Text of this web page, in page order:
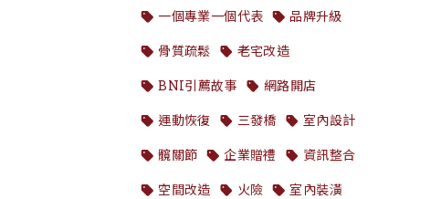
一個專業一個代表
品牌升級
骨質疏鬆
老宅改造
BNI引薦故事
網路開店
運動恢復
三發橋
室內設計
髖關節
企業贈禮
資訊整合
空間改造
火險
室內裝潢